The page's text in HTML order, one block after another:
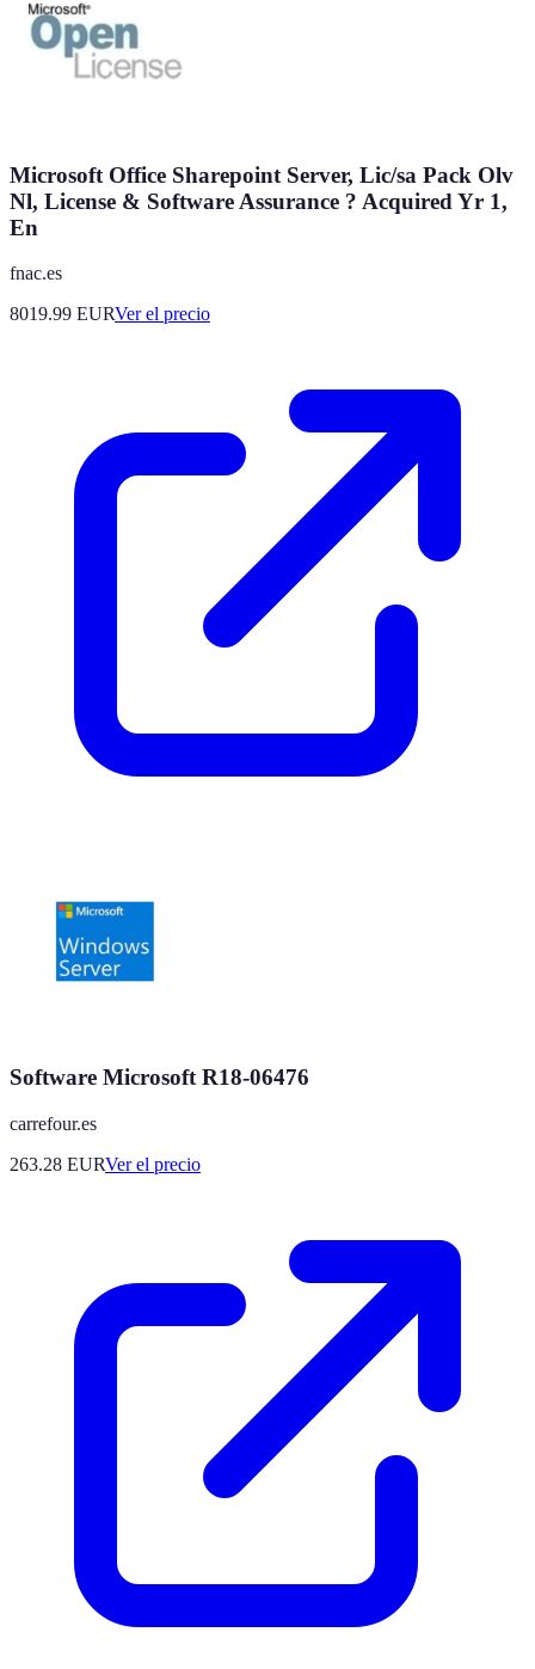
Microsoft Office Sharepoint Server, Lic/sa Pack Olv
Nl, License & Software Assurance ? Acquired Yr 1,
En
fnac.es
8019.99 EURVer el precio
Software Microsoft R18-06476
carrefour.es
263.28 EURVer el precio